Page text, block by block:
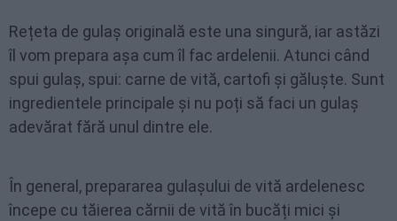
Rețeta de gulaș originală este una singură, iar astăzi
îl vom prepara așa cum îl fac ardelenii. Atunci când
spui gulaș, spui: carne de vită, cartofi și găluște. Sunt
ingredientele principale și nu poți să faci un gulaș
adevărat fără unul dintre ele.
În general, prepararea gulașului de vită ardelenesc
începe cu tăierea cărnii de vită în bucăți mici și